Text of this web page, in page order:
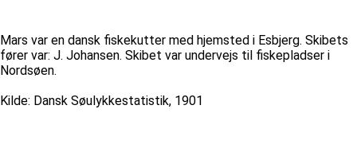
Mars var en dansk fiskekutter med hjemsted i Esbjerg. Skibets
fører var: J. Johansen. Skibet var undervejs til fiskepladser i
Nordsøen.
Kilde: Dansk Søulykkestatistik, 1901